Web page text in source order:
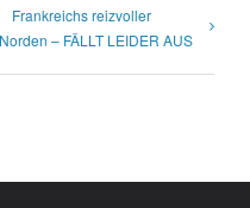
Frankreichs reizvoller
Norden – FÄLLT LEIDER AUS